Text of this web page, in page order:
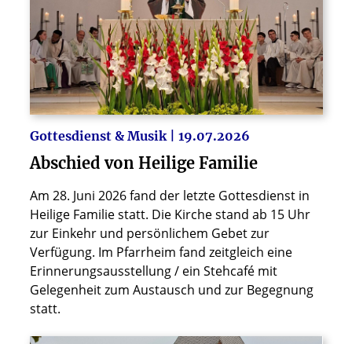
Gottesdienst & Musik | 19.07.2026
Abschied von Heilige Familie
Am 28. Juni 2026 fand der letzte Gottesdienst in
Heilige Familie statt. Die Kirche stand ab 15 Uhr
zur Einkehr und persönlichem Gebet zur
Verfügung. Im Pfarrheim fand zeitgleich eine
Erinnerungsausstellung / ein Stehcafé mit
Gelegenheit zum Austausch und zur Begegnung
statt.